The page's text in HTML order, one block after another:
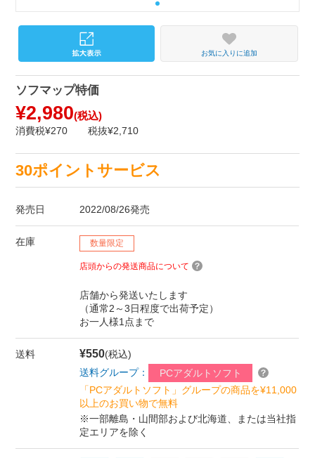
お気に入りに追加
ソフマップ特価
¥2,980(税込)
消費税¥270 税抜¥2,710
30ポイントサービス
発売日 2022/08/26発売
在庫 数量限定
店頭からの発送商品について
店舗から発送いたします
（通常2～3日程度で出荷予定）
お一人様1点まで
送料 ¥550(税込)
送料グループ：
PCアダルトソフト
「PCアダルトソフト」グループの商品を¥11,000
以上のお買い物で無料
※一部離島・山間部および北海道、または当社指
定エリアを除く